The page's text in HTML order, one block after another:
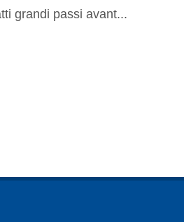
grandi passi avant...